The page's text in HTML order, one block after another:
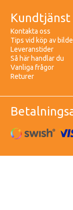
Kundtjänst
Kontakta oss
Tips vid köp av
Leveranstider
Så här handlar du
Vanliga frågor
Returer